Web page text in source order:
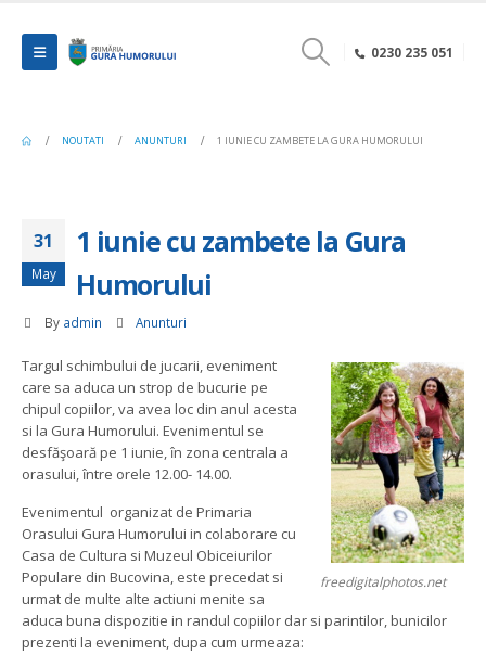
0230 235 051
NOUTATI ANUNTURI 1 IUNIE CU ZAMBETE LA GURA HUMORULUI
31
May
1 iunie cu zambete la Gura
Humorului
By admin Anunturi
freedigitalphotos.net
Targul schimbului de jucarii, eveniment
care sa aduca un strop de bucurie pe
chipul copiilor, va avea loc din anul acesta
si la Gura Humorului. Evenimentul se
desfăşoară pe 1 iunie, în zona centrala a
orasului, între orele 12.00- 14.00.
Evenimentul organizat de Primaria
Orasului Gura Humorului in colaborare cu
Casa de Cultura si Muzeul Obiceiurilor
Populare din Bucovina, este precedat si
urmat de multe alte actiuni menite sa
aduca buna dispozitie in randul copiilor dar si parintilor, bunicilor
prezenti la eveniment, dupa cum urmeaza: